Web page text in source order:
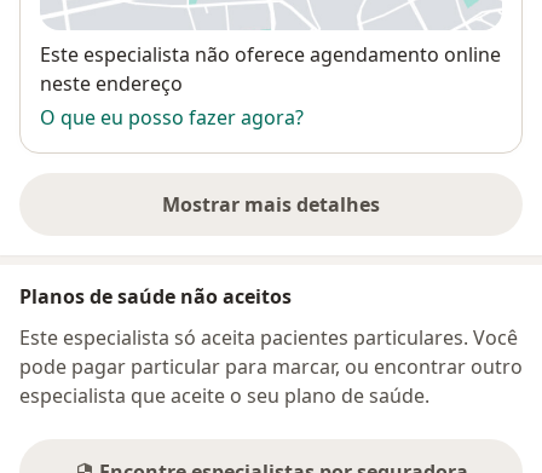
Disponibilidade
Este especialista não oferece agendamento online
neste endereço
O que eu posso fazer agora?
Mostrar mais detalhes
sobre o endereço
Planos de saúde não aceitos
Este especialista só aceita pacientes particulares. Você
pode pagar particular para marcar, ou encontrar outro
especialista que aceite o seu plano de saúde.